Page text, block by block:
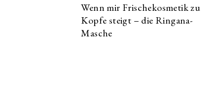
Wenn mir Frischekosmetik zu
Kopfe steigt – die Ringana-
Masche